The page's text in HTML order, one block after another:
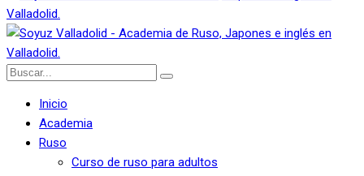
Inicio
Academia
Ruso
Curso de ruso para adultos